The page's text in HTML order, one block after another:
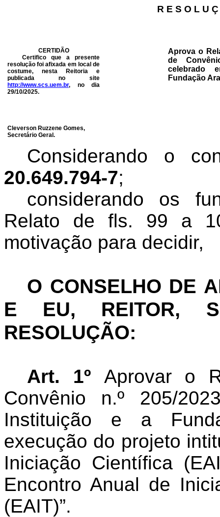
R E S O L U
CERTIDÃO
Certifico que a presente
resolução foi afixada em local de
costume, nesta Reitoria e
publicada no site
http://www.scs.uem.br, no dia
29/10/2025.
Cleverson Ruzzene Gomes,
Secretário Geral.
Aprova o
de
celebrado
Fundação
Considerando o
20.649.794-7;
considerando os
Relato de fls. 99 a
motivação para decidir,
O CONSELHO DE
E EU, REITOR,
RESOLUÇÃO:
Art. 1º
Aprovar o
Convênio n.º 205/
Instituição e a
execução do projeto
Iniciação Científica
Encontro Anual de
(EAIT)”.